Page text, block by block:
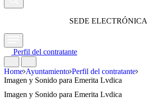
SEDE ELECTRÓNICA
Perfil del contratante
Home Ayuntamiento Perfil del contratante
Imagen y Sonido para Emerita Lvdica
Imagen y Sonido para Emerita Lvdica